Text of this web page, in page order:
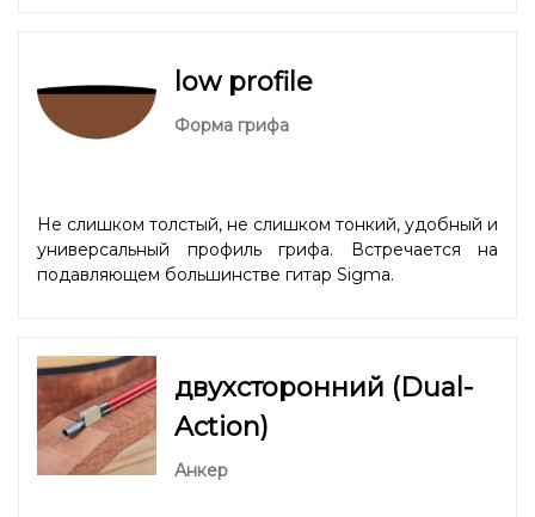
low profile
Форма грифа
Не слишком толстый, не слишком тонкий, удобный и
универсальный профиль грифа. Встречается на
подавляющем большинстве гитар Sigma.
двухсторонний (Dual-
Action)
Анкер